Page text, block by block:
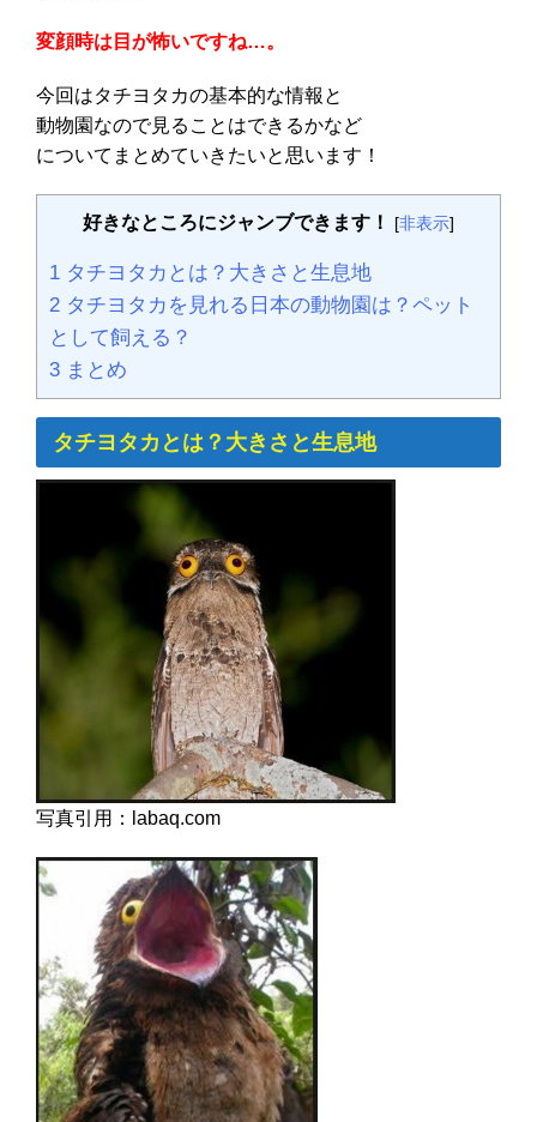
変顔時は目が怖いですね…。
今回はタチヨタカの基本的な情報と
動物園なので見ることはできるかなど
についてまとめていきたいと思います！
好きなところにジャンブできます！ [非表示]
1 タチヨタカとは？大きさと生息地
2 タチヨタカを見れる日本の動物園は？ペット
として飼える？
3 まとめ
タチヨタカとは？大きさと生息地
写真引用：labaq.com